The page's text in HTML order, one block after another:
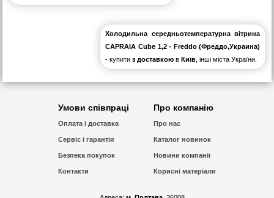
Холодильна середньотемпературна вітрина
CAPRAIA Cube 1,2 - Freddo (Фреддо,Украина)
- купитиз доставкою вКиїв , інші міста України.
Умови співпраці
Оплата і доставка
Сервіс і гарантія
Безпека покупок
Контакти
Про компанію
Про нас
Каталог новинок
Новини компанії
Корисні матеріали